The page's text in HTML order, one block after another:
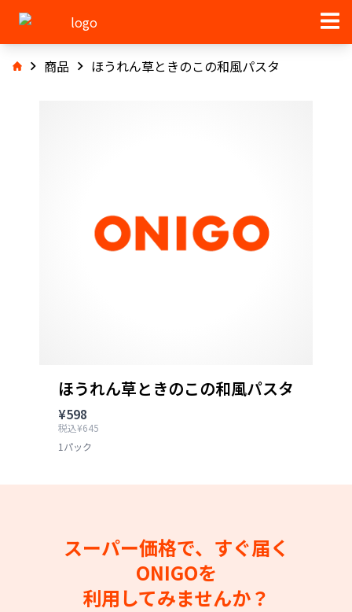
商品 ほうれん草ときのこの和風パスタ
ほうれん草ときのこの和風パスタ
¥598
税込¥645
1パック
スーパー価格で、すぐ届く
ONIGOを
利用してみませんか？